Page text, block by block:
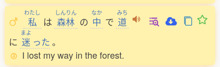
わたし
私 は
しんりん
森林 の
なか
中 で
みち
道
に
まよ
迷 った 。
I lost my way in the forest.